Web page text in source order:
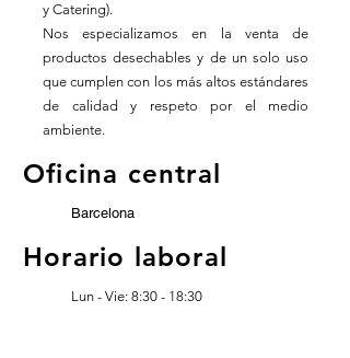
y Catering).
Nos especializamos en la venta de
productos desechables y de un solo uso
que cumplen con los más altos estándares
de calidad y respeto por el medio
ambiente.
Oficina central
Barcelona
Horario laboral
Lun - Vie: 8:30 - 18:30